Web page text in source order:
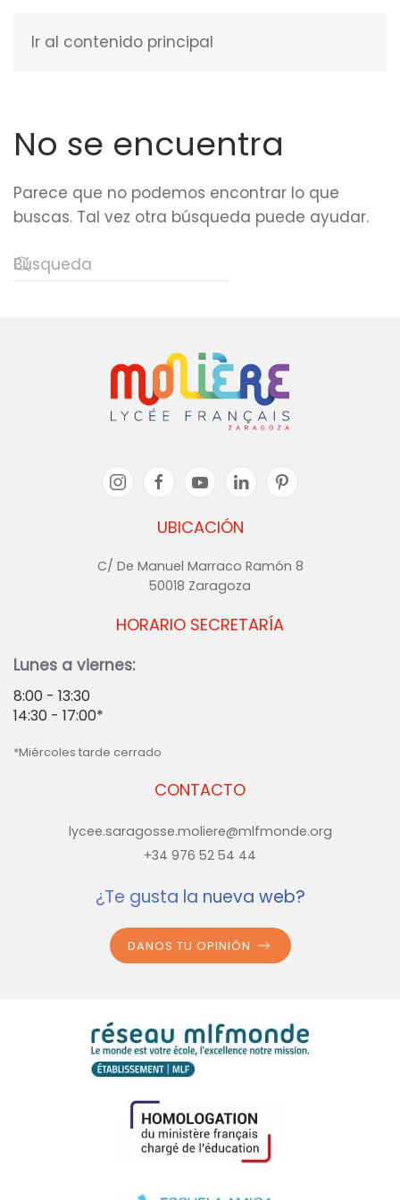
Ir al contenido principal
No se encuentra
Parece que no podemos encontrar lo que
buscas. Tal vez otra búsqueda puede ayudar.
UBICACIÓN
C/ De Manuel Marraco Ramón 8
50018 Zaragoza
CONTACTO
lycee.saragosse.moliere@mlfmonde.org
+34 976 52 54 44
HORARIO SECRETARÍA
Lunes a viernes:
8:00 - 13:30
14:30 - 17:00*
*Miércoles tarde cerrado
¿Te gusta la nueva web?
DANOS TU OPINIÓN